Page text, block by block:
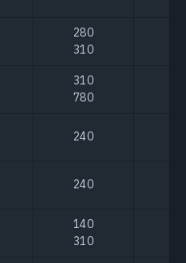
280
310
310
780
240
240
140
310